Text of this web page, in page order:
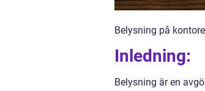
Belysning på
Inledning:
Belysning är en